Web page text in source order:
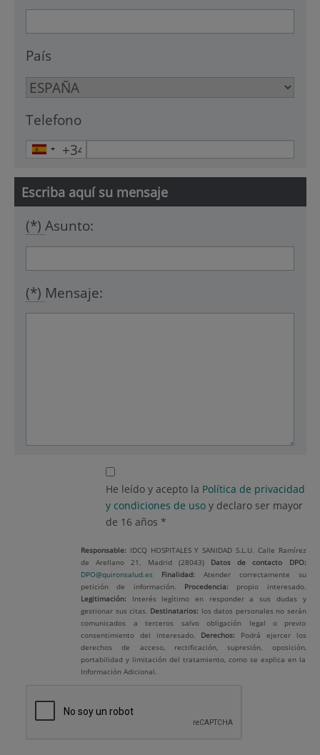
País
Telefono
Escriba aquí su mensaje
(*)Asunto:
(*) Mensaje:
He leído y acepto la Política de privacidad
y condiciones de uso y declaro ser mayor
de 16 años *
Responsable: IDCQ HOSPITALES Y SANIDAD S.L.U. Calle Ramírez
de Arellano 21, Madrid (28043) Datos de contacto DPO:
DPO@quironsalud.es
Finalidad: Atender correctamente su
petición de información. Procedencia: propio interesado.
Legitimación: Interés legítimo en responder a sus dudas y
gestionar sus citas. Destinatarios: los datos personales no serán
comunicados a terceros salvo obligación legal o previo
consentimiento del interesado. Derechos: Podrá ejercer los
derechos de acceso, rectificación, supresión, oposición,
portabilidad y limitación del tratamiento, como se explica en la
Información Adicional.